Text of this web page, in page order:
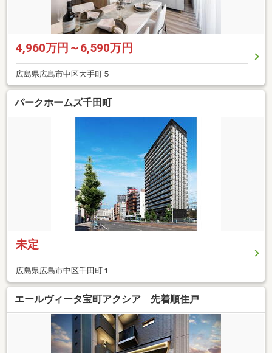
4,960万円～6,590万円
広島県広島市中区大手町５
パークホームズ千田町
未定
広島県広島市中区千田町１
エールヴィータ宝町アクシア 先着順住戸